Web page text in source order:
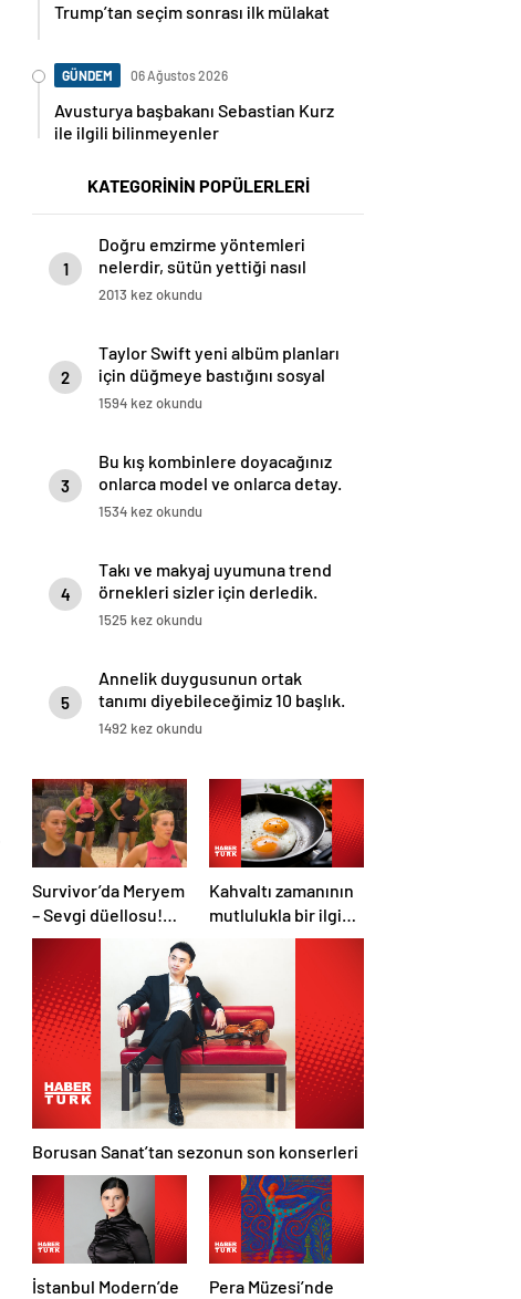
Trump’tan seçim sonrası ilk mülakat
GÜNDEM 06 Ağustos 2026
Avusturya başbakanı Sebastian Kurz
ile ilgili bilinmeyenler
KATEGORİNİN POPÜLERLERİ
1
Doğru emzirme yöntemleri
nelerdir, sütün yettiği nasıl
anlaşılır?
2013 kez okundu
2
Taylor Swift yeni albüm planları
için düğmeye bastığını sosyal
medyadan duyurdu!
1594 kez okundu
3
Bu kış kombinlere doyacağınız
onlarca model ve onlarca detay.
1534 kez okundu
4
Takı ve makyaj uyumuna trend
örnekleri sizler için derledik.
1525 kez okundu
5
Annelik duygusunun ortak
tanımı diyebileceğimiz 10 başlık.
1492 kez okundu
Survivor’da Meryem
– Sevgi düellosu!
Yağmur’un rakibi
Kahvaltı zamanının
mutlulukla bir ilgisi
Borusan Sanat’tan sezonun son konserleri
İstanbul Modern’de
Pera Müzesi’nde